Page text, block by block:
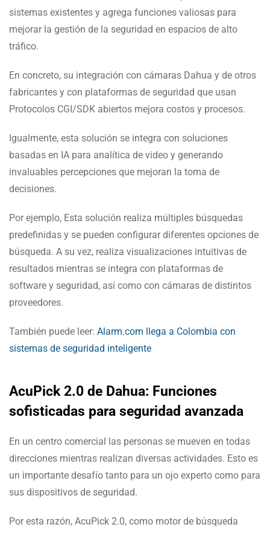
sistemas existentes y agrega funciones valiosas para
mejorar la gestión de la seguridad en espacios de alto
tráfico.
En concreto, su integración con cámaras Dahua y de otros
fabricantes y con plataformas de seguridad que usan
Protocolos CGI/SDK abiertos mejora costos y procesos.
Igualmente, esta solución se integra con soluciones
basadas en IA para analítica de video y generando
invaluables percepciones que mejoran la toma de
decisiones.
Por ejemplo, Esta solución realiza múltiples búsquedas
predefinidas y se pueden configurar diferentes opciones de
búsqueda. A su vez, realiza visualizaciones intuitivas de
resultados mientras se integra con plataformas de
software y seguridad, así como con cámaras de distintos
proveedores.
También puede leer: Alarm.com llega a Colombia con
sistemas de seguridad inteligente
AcuPick 2.0 de Dahua: Funciones
sofisticadas para seguridad avanzada
En un centro comercial las personas se mueven en todas
direcciones mientras realizan diversas actividades. Esto es
un importante desafío tanto para un ojo experto como para
sus dispositivos de seguridad.
Por esta razón, AcuPick 2.0, como motor de búsqueda